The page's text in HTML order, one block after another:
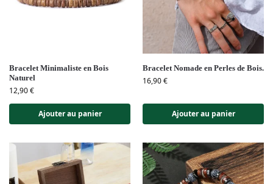
Bracelet Minimaliste en Bois
Naturel
12,90€
Ajouter au panier
Bracelet Nomade en Perles de Bois.
16,90€
Ajouter au panier